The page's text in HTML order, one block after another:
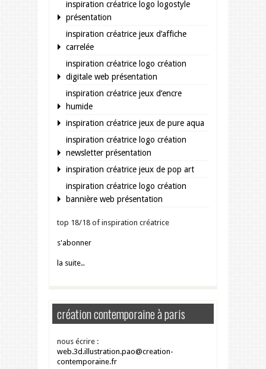
inspiration créatrice logo logostyle
présentation
inspiration créatrice jeux d’affiche
carrelée
inspiration créatrice logo création
digitale web présentation
inspiration créatrice jeux d’encre
humide
inspiration créatrice jeux de pure aqua
inspiration créatrice logo création
newsletter présentation
inspiration créatrice jeux de pop art
inspiration créatrice logo création
bannière web présentation
top 18/18 of inspiration créatrice
s'abonner
la suite…
création contemporaine à paris
nous écrire :
web.3d.illustration.pao@creation-
contemporaine.fr